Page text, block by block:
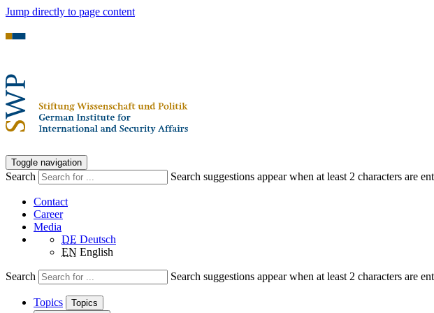
Jump directly to page content
Toggle navigation
Search Search suggestions appear when at least 2 characters are
Contact
Career
Media
DE Deutsch
EN English
Search Search suggestions appear when at least 2 characters are
Topics
Topics